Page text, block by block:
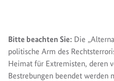
Bitte beachten Sie: Die
politische Arm des
Heimat für Extremisten, deren
Bestrebungen beendet werden